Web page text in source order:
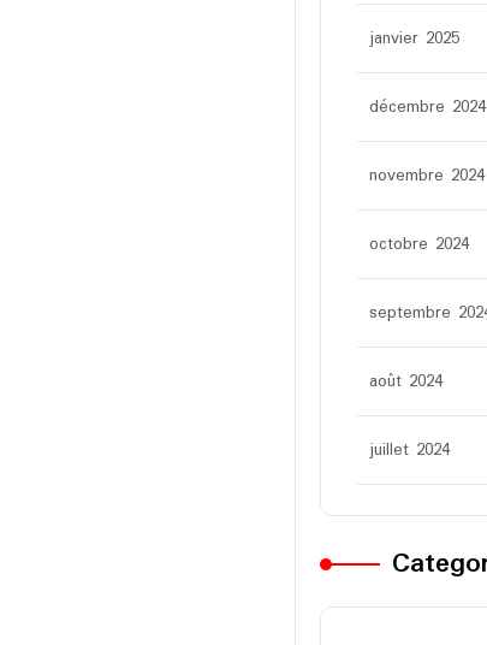
janvier 2025
décembre 2024
novembre 2024
octobre 2024
septembre
août 2024
juillet 2024